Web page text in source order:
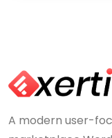
A modern user-